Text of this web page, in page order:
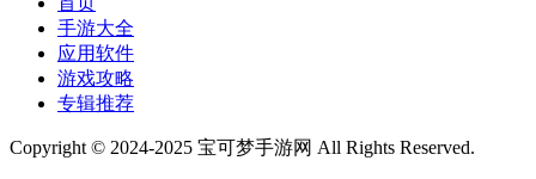
手游大全
应用软件
游戏攻略
专辑推荐
Copyright © 2024-2025 宝可梦手游网 All Rights Reserved.